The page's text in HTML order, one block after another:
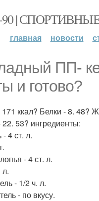
90 |
главная новости
ПП-
и готово?
171 ккал? Белки - 8. 48?
53? ингредиенты:
4 ст. л.
- 4 ст. л.
л.
- 1/2 ч. л.
- по вкусу.